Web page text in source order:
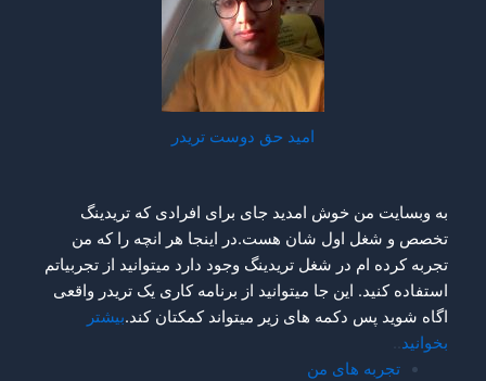
امید حق دوست تریدر
به وبسایت من خوش امدید جای برای افرادی که تریدینگ
تخصص و شغل اول شان هست.در اینجا هر انچه را که من
تجربه کرده ام در شغل تریدینگ وجود دارد میتوانید از تجربیاتم
استفاده کنید. این جا میتوانید از برنامه کاری یک تریدر واقعی
اگاه شوید پس دکمه های زیر میتواند کمکتان کند.بیشتر
بخوانید
تجربه های من